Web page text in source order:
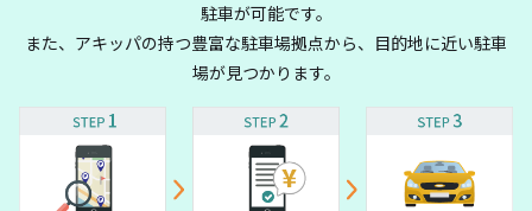
駐車が可能です。
また、アキッパの持つ豊富な駐車場拠点から、目的地に近い駐車
場が見つかります。